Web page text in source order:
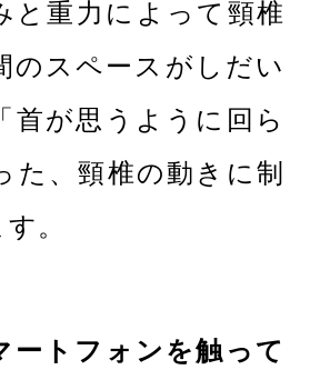
と重力によって頸椎
のスペースがしだい
首が思うように回ら
た、頸椎の動きに制
。
ートフォンを触って